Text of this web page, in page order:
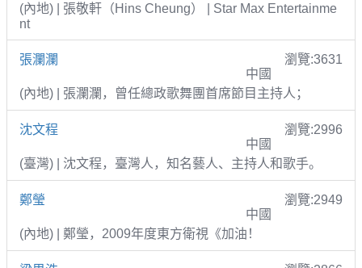
(內地) | 張敬軒（Hins Cheung） | Star Max Entertainme
nt
張瀾瀾
瀏覽:3631
中國
(內地) | 張瀾瀾，曾任總政歌舞團首席節目主持人；
沈文程
瀏覽:2996
中國
(臺灣) | 沈文程，臺灣人，知名藝人、主持人和歌手。
鄭瑩
瀏覽:2949
中國
(內地) | 鄭瑩，2009年度東方衛視《加油！